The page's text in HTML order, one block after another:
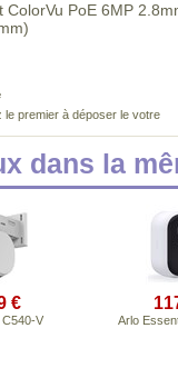
ColorVu PoE 6MP
le premier à déposer le votre
dans la
€
V Arlo